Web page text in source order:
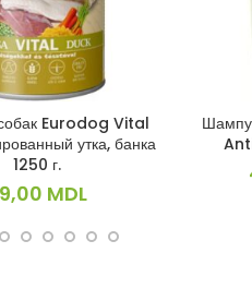
Eurodog Vital
утка, банка
1250 г.
MDL